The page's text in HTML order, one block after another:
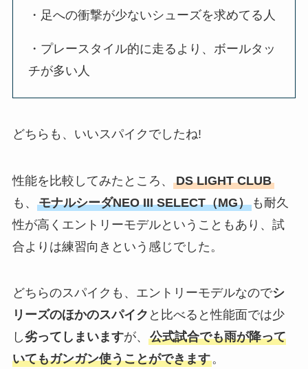
・足への衝撃が少ないシューズを求めてる人
・プレースタイル的に走るより、ボールタッ
チが多い人
どちらも、いいスパイクでしたね!
性能を比較してみたところ、
DS LIGHT CLUB
も、 モナルシーダNEO III SELECT（MG）も耐久
性が高くエントリーモデルということもあり、試
合よりは練習向きという感じでした。
どちらのスパイクも、エントリーモデルなのでシ
リーズのほかのスパイク と比べると性能面では少
し劣ってしまいますが、 公式試合でも雨が降って
いてもガンガン使うことができます。